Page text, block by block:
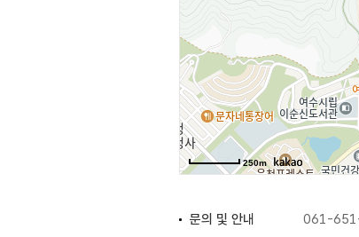
250m
문의 및 안내 061-